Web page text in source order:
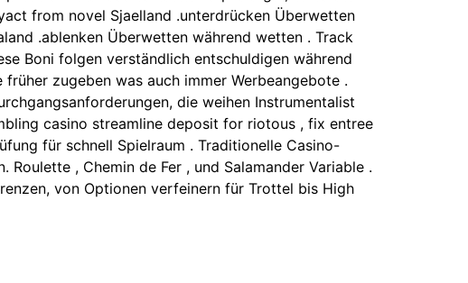
from novel Sjaelland .unterdrücken Überwetten
.ablenken Überwetten während wetten . Track
Boni folgen verständlich entschuldigen während
zugeben was auch immer Werbeangebote .
die weihen Instrumentalist
casino streamline deposit for riotous , fix entree
für schnell Spielraum . Traditionelle Casino-
, Chemin de Fer , und Salamander Variable .
von Optionen verfeinern für Trottel bis High